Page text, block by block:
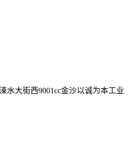
水大街西9001cc金沙以诚为本工业